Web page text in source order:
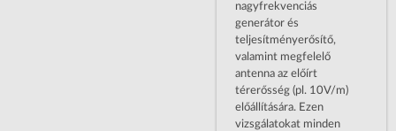
nagyfrekvenciás
generátor és
teljesítményerősítő,
valamint megfelelő
antenna az előírt
térerősség (pl. 10V/m)
előállítására. Ezen
vizsgálatokat minden